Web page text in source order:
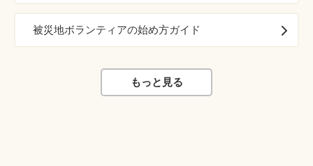
被災地ボランティアの始め方ガイド
もっと見る